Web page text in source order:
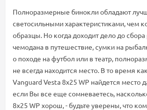
Полноразмерные бинокли обладают
светосильными характеристиками, чем
образцы. Но когда доходит дело до
чемодана в путешествие, сумки на
о походе на футбол или в театр,
не всегда находится место. В то время
Vanguard Vesta 8x25 WP найдется место
если Вы все еще сомневаетесь,
8x25 WP хорош, - будьте уверены, что